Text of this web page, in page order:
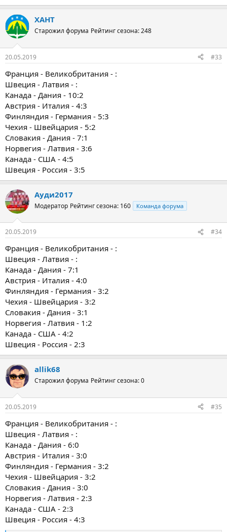
ХАНТ
Старожил форума Рейтинг сезона: 248
20.05.2019 #33
Франция - Великобритания - :
Швеция - Латвия - :
Канада - Дания - 10:2
Австрия - Италия - 4:3
Финляндия - Германия - 5:3
Чехия - Швейцария - 5:2
Словакия - Дания - 7:1
Норвегия - Латвия - 3:6
Канада - США - 4:5
Швеция - Россия - 3:5
Ауди2017
Модератор Рейтинг сезона: 160 Команда форума
20.05.2019 #34
Франция - Великобритания - :
Швеция - Латвия - :
Канада - Дания - 7:1
Австрия - Италия - 4:0
Финляндия - Германия - 3:2
Чехия - Швейцария - 3:2
Словакия - Дания - 3:1
Норвегия - Латвия - 1:2
Канада - США - 4:2
Швеция - Россия - 2:3
allik68
Старожил форума Рейтинг сезона: 0
20.05.2019 #35
Франция - Великобритания - :
Швеция - Латвия - :
Канада - Дания - 6:0
Австрия - Италия - 3:0
Финляндия - Германия - 3:2
Чехия - Швейцария - 3:2
Словакия - Дания - 3:0
Норвегия - Латвия - 2:3
Канада - США - 2:3
Швеция - Россия - 4:3